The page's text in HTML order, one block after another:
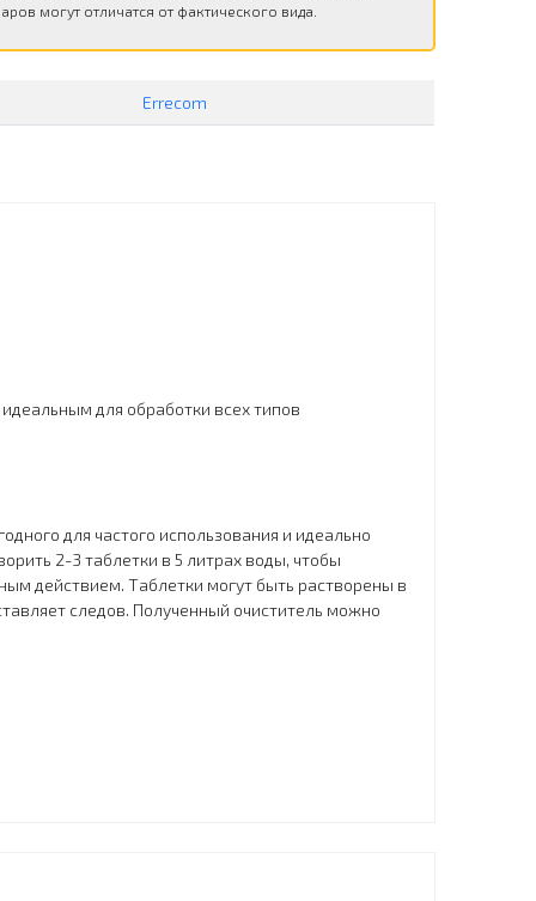
могут отличатся от фактического вида.
Errecom
для обработки всех типов
для частого использования и идеально
2-3 таблетки в 5 литрах воды, чтобы
действием. Таблетки могут быть растворены в
следов. Полученный очиститель можно